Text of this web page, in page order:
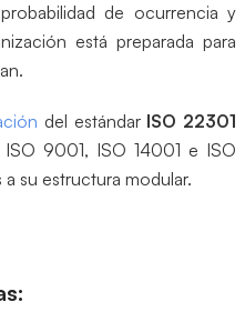
de ocurrencia y
está preparada para
del estándar ISO 22301
9001, ISO 14001 e ISO
su estructura modular.